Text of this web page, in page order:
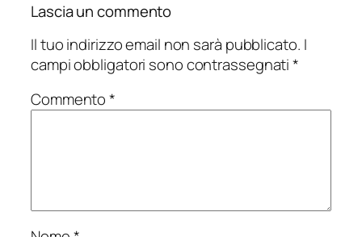
Lascia un commento
Il tuo indirizzo email non sarà pubblicato. I
campi obbligatori sono contrassegnati*
Commento*